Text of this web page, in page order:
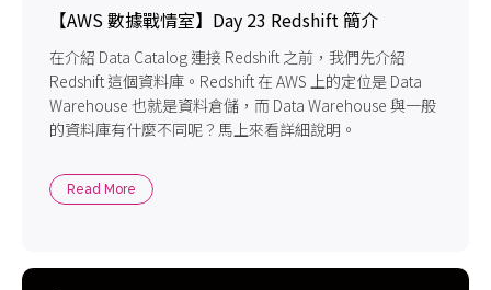
【AWS 數據戰情室】Day 23 Redshift 簡介
在介紹 Data Catalog 連接 Redshift 之前，我們先介紹
Redshift 這個資料庫。Redshift 在 AWS 上的定位是 Data
Warehouse 也就是資料倉儲，而 Data Warehouse 與一般
的資料庫有什麼不同呢？馬上來看詳細說明。
Read More